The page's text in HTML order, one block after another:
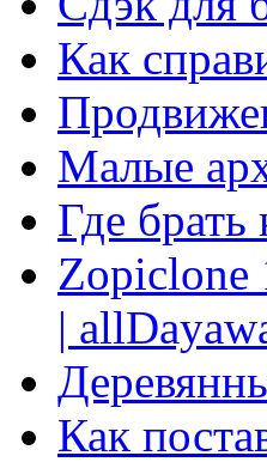
Как
Малые
Где
Zopiclone
|
Как